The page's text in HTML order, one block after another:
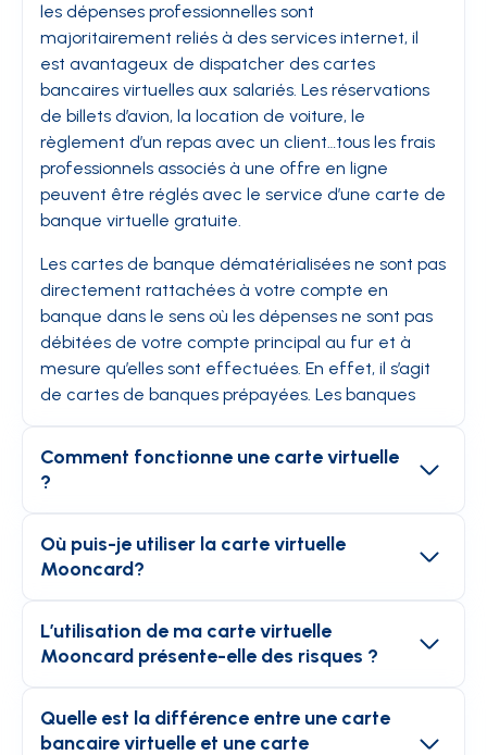
les dépenses professionnelles sont
majoritairement reliés à des services internet, il
est avantageux de dispatcher des cartes
bancaires virtuelles aux salariés. Les réservations
de billets d’avion, la location de voiture, le
règlement d’un repas avec un client…tous les frais
professionnels associés à une offre en ligne
peuvent être réglés avec le service d’une carte de
banque virtuelle gratuite.
Les cartes de banque dématérialisées ne sont pas
directement rattachées à votre compte en
banque dans le sens où les dépenses ne sont pas
débitées de votre compte principal au fur et à
mesure qu’elles sont effectuées. En effet, il s’agit
de cartes de banques prépayées. Les banques
selon le plafond défini par le client.
Comment fonctionne une carte virtuelle
?
même manière que les cartes de banque
classiques. Pour effectuer des achats sur internet,
On distingue deux catégories de cartes de
pensée pour répondre à des besoins ponctuels :
achat d’un nouvel ordinateur, paiement d’une
Où puis-je utiliser la carte virtuelle
Mooncard?
ligne pour un achat ponctuel ou récurrent
(abonnement).
L’utilisation de ma carte virtuelle
Mooncard présente-elle des risques ?
outils de paramétrages Mooncard vous
permettent une personnalisation de la carte à
Quelle est la différence entre une carte
bancaire virtuelle et une carte